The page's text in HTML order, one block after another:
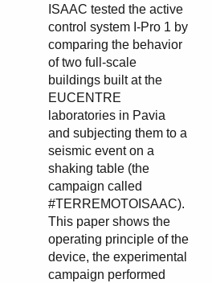
ISAAC tested the active
control system I-Pro 1 by
comparing the behavior
of two full-scale
buildings built at the
EUCENTRE
laboratories in Pavia
and subjecting them to a
seismic event on a
shaking table (the
campaign called
#TERREMOTOISAAC).
This paper shows the
operating principle of the
device, the experimental
campaign performed